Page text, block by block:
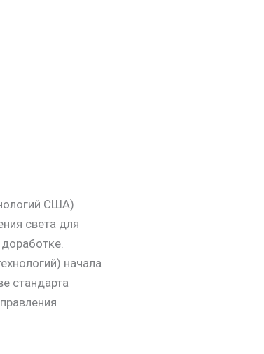
США)
света для
начала
стандарта